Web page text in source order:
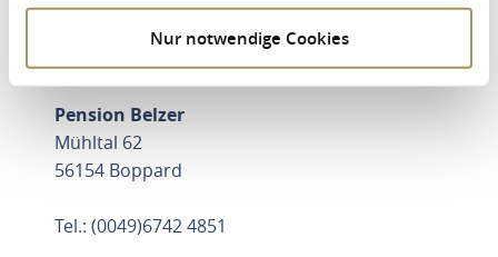
Nur notwendige Cookies
EINSTELLUNGEN AKTUALISIEREN
Pension Belzer
Mühltal 62
56154 Boppard
Tel.: (0049)6742 4851